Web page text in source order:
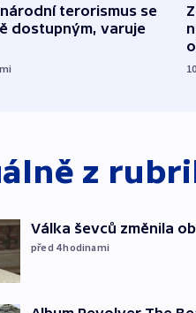
terorismus se
dostupným, varuje
z
Válka ševců změnila
před 4hodinami